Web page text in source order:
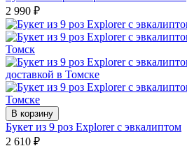
2 990 ₽
В корзину
Букет из 9 роз Explorer с эвкалиптом
2 610 ₽